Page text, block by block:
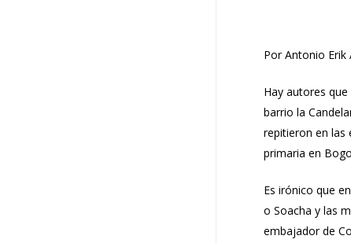
Por Antonio Erik
Hay autores
barrio la
repitieron en las
primaria en
Es irónico que
o Soacha y las
embajador de